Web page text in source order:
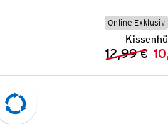
Online Exklusiv
12,99 €